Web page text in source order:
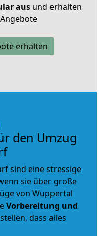
ausund erhalten
erhalten
den Umzug
sind eine stressige
sie über große
von Wuppertal
Vorbereitung und
dass alles